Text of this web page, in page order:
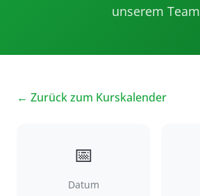
unserem Team
← Zurück zum Kurskalender
📅
Datum